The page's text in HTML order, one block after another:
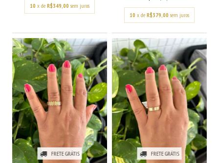
10 x de R$349,00 sem juros
10 x de R$379,00 sem juros
FRETE GRÁTIS FRETE GRÁTIS